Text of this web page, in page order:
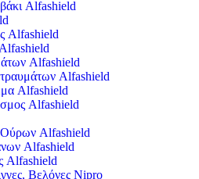
Alfashield
Alfashield
Alfashield
Alfashield
Alfashield
Alfashield
Ούρων Alfashield
Alfashield
Alfashield
Βελόνες Nipro